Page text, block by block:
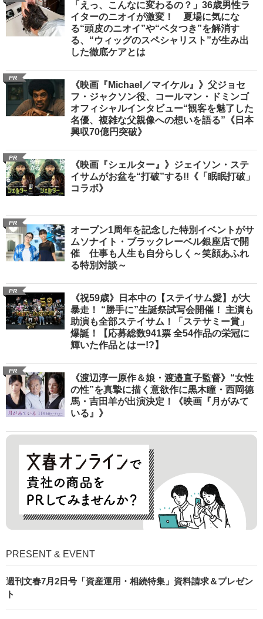
「えっ、こんなに変わるの？」36歳男性ラ
イターのニオイが激変！ 夏場に気にな
る“頭皮のニオイ”や“ベタつき”を解消す
る、“ウィッグのスペシャリスト”が生み出
した徹底ケアとは
PR
《映画『Michael／マイケル』》父ジョセ
フ・ジャクソン役、コールマン・ドミンゴ
オフィシャルインタビュー“観客を魅了した
名優、複雑な父親像への想いを語る”《日本
興収70億円突破》
PR
《映画『シェルター』》ジェイソン・ステ
イサムがお盆を“打破”する!!《「眠眠打破」
コラボ》
PR
オープン1周年を記念した特別イベントがサ
ムソナイト・ブラックレーベル銀座店で開
催 仕事も人生も自分らしく～笑顔あふれ
る特別対談～
PR
《祝59歳》日本中の【ステイサム愛】が大
暴走！ “勝手に”生誕祭試写会開催！ 主演も
助演も全部ステイサム！「ステサミー賞」
爆誕！【応募総数941票 全54作品の栄冠に
輝いた作品とはー!?】
PR
《渡辺淳一原作＆娘・渡邉直子監督》“女性
の性”を真摯に描く意欲作に黒木瞳・西岡德
馬・吉田羊が出演決定！《映画『月がみて
いる』》
PRESENT & EVENT
週刊文春7月2日号「資産運用・相続特集」資料請求＆プレゼン
ト